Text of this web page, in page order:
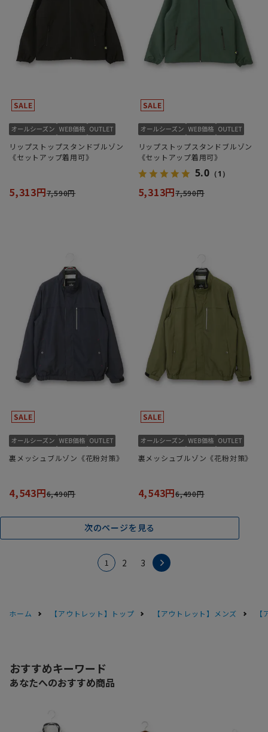
リップストップスタンドブルゾン
《セットアップ着用可》
5,313円7,590円
リップストップスタンドブルゾン
《セットアップ着用可》
5.0 （1）
5,313円7,590円
裏メッシュブルゾン《花粉対策》
4,543円6,490円
裏メッシュブルゾン《花粉対策》
4,543円6,490円
次のページを見る
1 2 3
ホーム 【アウトレット】トップ 【アウトレット】メンズ